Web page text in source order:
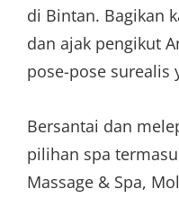
di Bintan. Bagikan
dan ajak pengikut
pose-pose surealis
Bersantai dan
pilihan spa
Massage & Spa,